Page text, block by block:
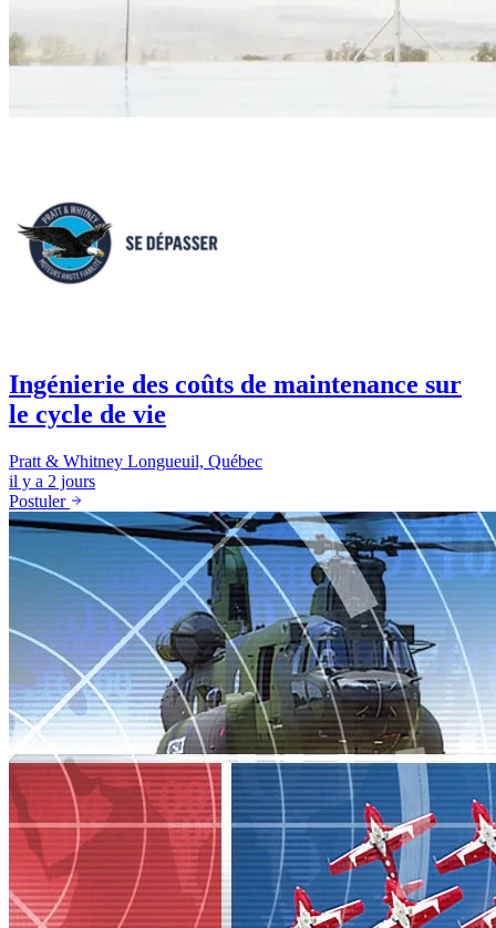
Ingénierie des coûts de maintenance sur
le cycle de vie
Pratt & Whitney Longueuil, Québec
il y a 2 jours
Postuler